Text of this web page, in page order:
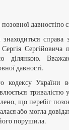
позовної
справа
ділянкою.
давності.
кодексу України
що перебіг
або могла
порушила.